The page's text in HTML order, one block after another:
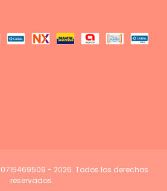
- 2026. Todos los derechos
reservados.